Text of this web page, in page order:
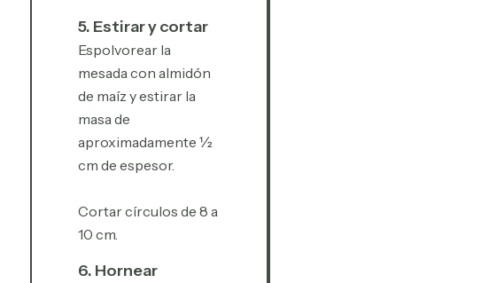
5. Estirar y cortar
Espolvorear la
mesada con almidón
de maíz y estirar la
masa de
aproximadamente ½
cm de espesor.
Cortar círculos de 8 a
10 cm.
6. Hornear